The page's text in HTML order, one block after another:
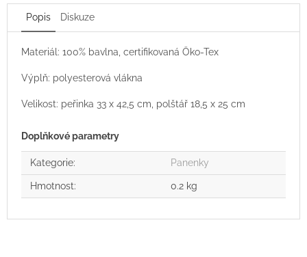
Popis Diskuze
Materiál: 100% bavlna, certifikovaná Öko-Tex
Výplň: polyesterová vlákna
Velikost: peřinka 33 x 42,5 cm, polštář 18,5 x 25 cm
Doplňkové parametry
Kategorie: Panenky
Hmotnost: 0.2 kg